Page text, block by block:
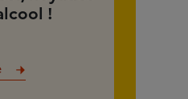
!